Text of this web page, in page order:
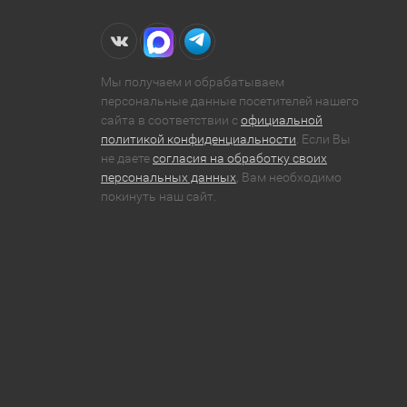
Мы получаем и обрабатываем
персональные данные посетителей нашего
сайта в соответствии софициальной
политикой конфиденциальности . Если Вы
не даетесогласия на обработку своих
персональных данных , Вам необходимо
покинуть наш сайт.